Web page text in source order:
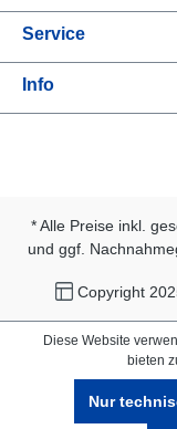
Service
Info
* Alle Preise inkl.
und ggf.
Copyright
Diese Website
bieten
Nur